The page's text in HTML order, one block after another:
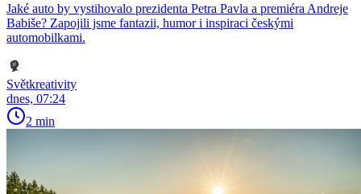
Jaké auto by vystihovalo prezidenta Petra Pavla a premiéra Andreje
Babiše? Zapojili jsme fantazii, humor i inspiraci českými
automobilkami.
Světkreativity
dnes, 07:24
2 min